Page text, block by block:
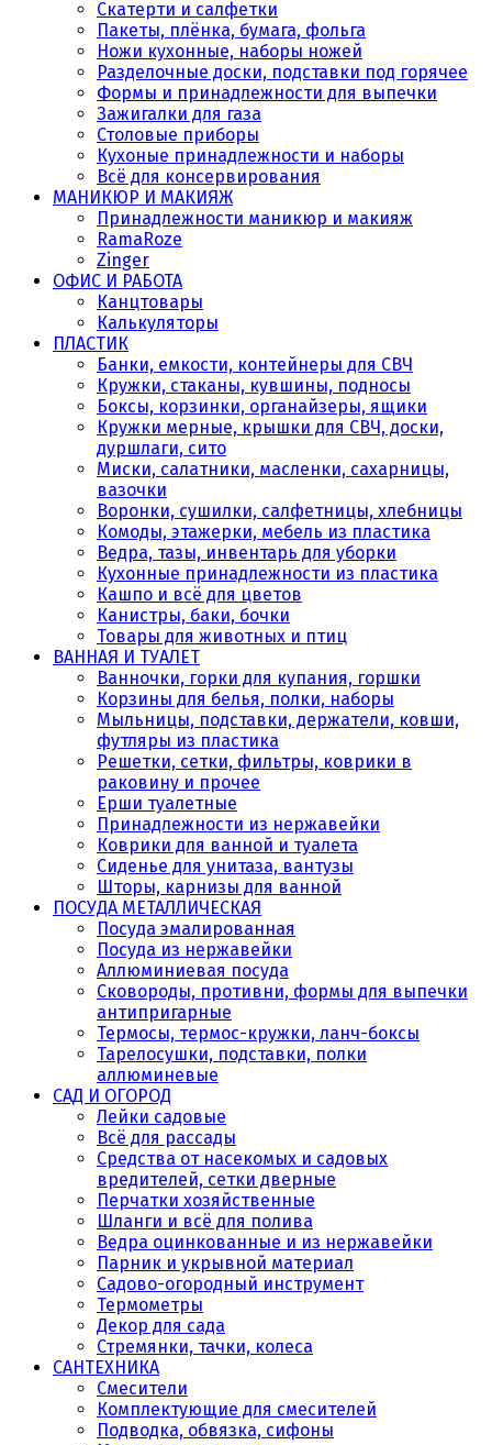
Скатерти и салфетки
Пакеты, плёнка, бумага, фольга
Ножи кухонные, наборы ножей
Разделочные доски, подставки под горячее
Формы и принадлежности для выпечки
Зажигалки для газа
Столовые приборы
Кухоные принадлежности и наборы
Всё для консервирования
МАНИКЮР И МАКИЯЖ
Принадлежности маникюр и макияж
RamaRoze
Zinger
ОФИС И РАБОТА
Канцтовары
Калькуляторы
ПЛАСТИК
Банки, емкости, контейнеры для СВЧ
Кружки, стаканы, кувшины, подносы
Боксы, корзинки, органайзеры, ящики
Кружки мерные, крышки для СВЧ, доски,
дуршлаги, сито
Миски, салатники, масленки, сахарницы,
вазочки
Воронки, сушилки, салфетницы, хлебницы
Комоды, этажерки, мебель из пластика
Ведра, тазы, инвентарь для уборки
Кухонные принадлежности из пластика
Кашпо и всё для цветов
Канистры, баки, бочки
Товары для животных и птиц
ВАННАЯ И ТУАЛЕТ
Ванночки, горки для купания, горшки
Корзины для белья, полки, наборы
Мыльницы, подставки, держатели, ковши,
футляры из пластика
Решетки, сетки, фильтры, коврики в
раковину и прочее
Ерши туалетные
Принадлежности из нержавейки
Коврики для ванной и туалета
Сиденье для унитаза, вантузы
Шторы, карнизы для ванной
ПОСУДА МЕТАЛЛИЧЕСКАЯ
Посуда эмалированная
Посуда из нержавейки
Аллюминиевая посуда
Сковороды, противни, формы для выпечки
антипригарные
Термосы, термос-кружки, ланч-боксы
Тарелосушки, подставки, полки
аллюминевые
САД И ОГОРОД
Лейки садовые
Всё для рассады
Средства от насекомых и садовых
вредителей, сетки дверные
Перчатки хозяйственные
Шланги и всё для полива
Ведра оцинкованные и из нержавейки
Парник и укрывной материал
Садово-огородный инструмент
Термометры
Декор для сада
Стремянки, тачки, колеса
САНТЕХНИКА
Смесители
Комплектующие для смесителей
Подводка, обвязка, сифоны